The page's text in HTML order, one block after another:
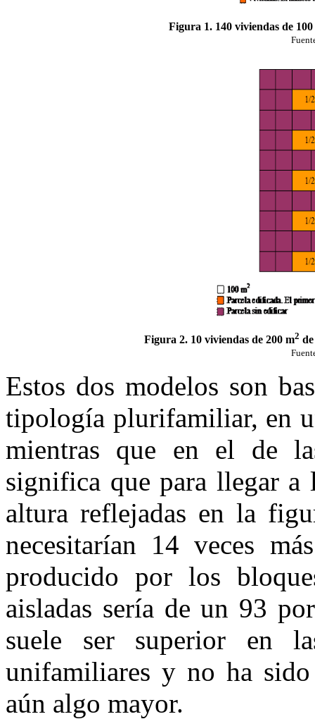
Figura 1. 140 viviendas de 100
Figura 2. 10 viviendas de 200 m2
Estos dos modelos son
tipología plurifamiliar, en
mientras que en el de
significa que para llegar
altura reflejadas en la
necesitarían 14 veces
producido por los
aisladas sería de un 93
suele ser superior en
unifamiliares y no ha
aún algo mayor.